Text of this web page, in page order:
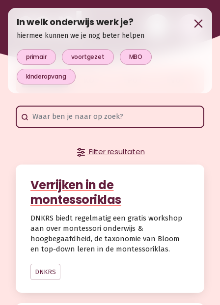
ALLE
Filter resultaten
Verrijken in de
montessoriklas
DNKRS biedt regelmatig een gratis workshop
aan over montessori onderwijs &
hoogbegaafdheid, de taxonomie van Bloom
en top-down leren in de montessoriklas.
DNKRS
In welk onderwijs werk je?
hiermee kunnen we je nog beter helpen
primair voortgezet MBO
kinderopvang